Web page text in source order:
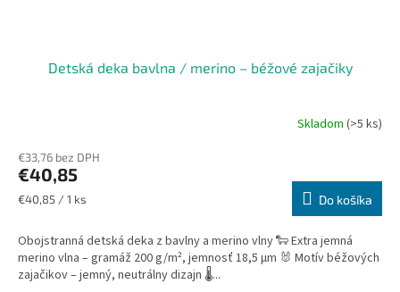
Detská deka bavlna / merino – béžové zajačiky
Skladom (>5 ks)
€33,76 bez DPH
€40,85
Jednotková
€40,85 / 1 ks Do košíka
Obojstranná detská deka z bavlny a merino vlny 🐑 Extra jemná
merino vlna – gramáž 200 g/m², jemnosť 18,5 µm 🐰 Motív béžových
zajačikov – jemný, neutrálny dizajn 🌡️...